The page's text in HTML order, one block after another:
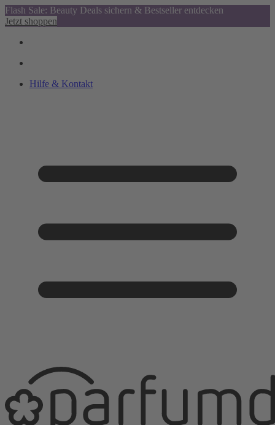
Flash Sale: Beauty Deals sichern & Bestseller entdecken
Jetzt shoppen
Hilfe & Kontakt